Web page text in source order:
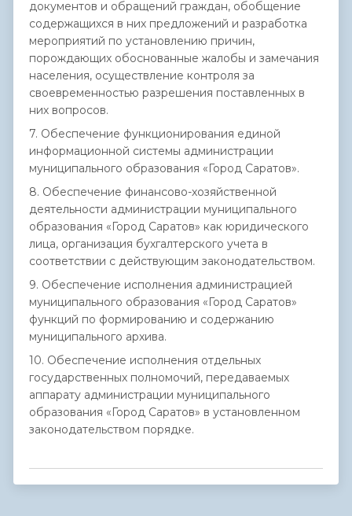
документов и обращений граждан, обобщение
содержащихся в них предложений и разработка
мероприятий по установлению причин,
порождающих обоснованные жалобы и замечания
населения, осуществление контроля за
своевременностью разрешения поставленных в
них вопросов.
7. Обеспечение функционирования единой
информационной системы администрации
муниципального образования «Город Саратов».
8. Обеспечение финансово-хозяйственной
деятельности администрации муниципального
образования «Город Саратов» как юридического
лица, организация бухгалтерского учета в
соответствии с действующим законодательством.
9. Обеспечение исполнения администрацией
муниципального образования «Город Саратов»
функций по формированию и содержанию
муниципального архива.
10. Обеспечение исполнения отдельных
государственных полномочий, передаваемых
аппарату администрации муниципального
образования «Город Саратов» в установленном
законодательством порядке.